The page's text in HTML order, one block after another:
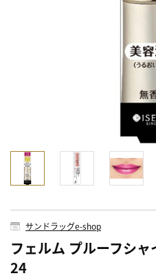
サンドラッグe-shop
フェルム プルーフシャ
24